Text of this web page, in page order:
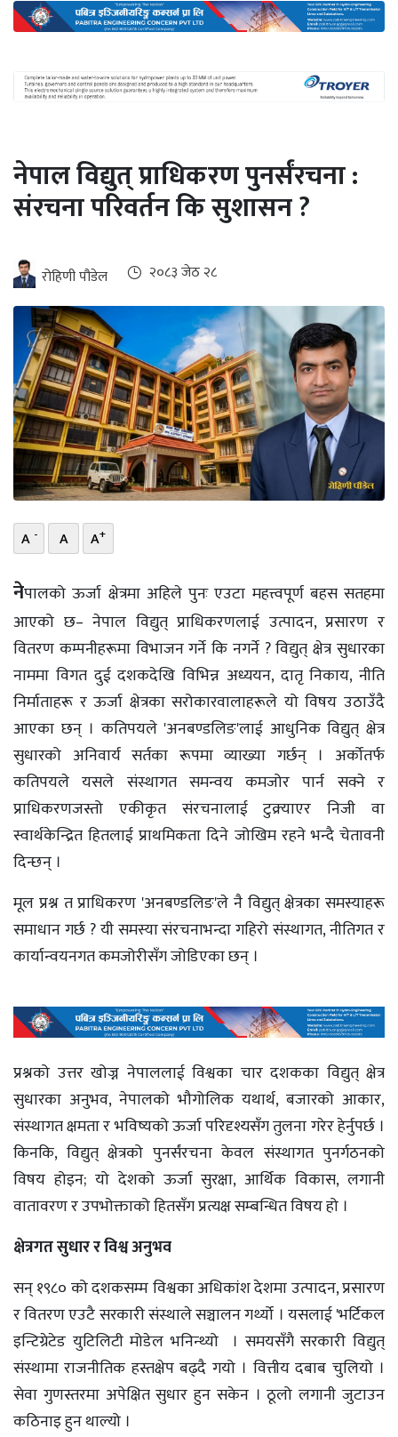
ऊर्जा
दक्षता
खबर
हरित
इभी
सम्पादकीय
बैंक
पर्यटन
भिडियो
छापा
खोज
प्रोफाइल
ऊर्जा
विशेष
नेपाल विद्युत् प्राधिकरण पुनर्संरचना :
संरचना परिवर्तन कि सुशासन ?
रोहिणी पौडेल २०८३ जेठ २८
A - A A+
नेपालको ऊर्जा क्षेत्रमा अहिले पुनः एउटा महत्त्वपूर्ण बहस सतहमा
आएको छ– नेपाल विद्युत् प्राधिकरणलाई उत्पादन, प्रसारण र
वितरण कम्पनीहरूमा विभाजन गर्ने कि नगर्ने ? विद्युत् क्षेत्र सुधारका
नाममा विगत दुई दशकदेखि विभिन्न अध्ययन, दातृ निकाय, नीति
निर्माताहरू र ऊर्जा क्षेत्रका सरोकारवालाहरूले यो विषय उठाउँदै
आएका छन् । कतिपयले 'अनबण्डलिङ'लाई आधुनिक विद्युत् क्षेत्र
सुधारको अनिवार्य सर्तका रूपमा व्याख्या गर्छन् । अर्कोतर्फ
कतिपयले यसले संस्थागत समन्वय कमजोर पार्न सक्ने र
प्राधिकरणजस्तो एकीकृत संरचनालाई टुक्र्याएर निजी वा
स्वार्थकेन्द्रित हितलाई प्राथमिकता दिने जोखिम रहने भन्दै चेतावनी
दिन्छन् ।
मूल प्रश्न त प्राधिकरण 'अनबण्डलिङ'ले नै विद्युत् क्षेत्रका समस्याहरू
समाधान गर्छ ? यी समस्या संरचनाभन्दा गहिरो संस्थागत, नीतिगत र
कार्यान्वयनगत कमजोरीसँग जोडिएका छन् ।
प्रश्नको उत्तर खोज्न नेपाललाई विश्वका चार दशकका विद्युत् क्षेत्र
सुधारका अनुभव, नेपालको भौगोलिक यथार्थ, बजारको आकार,
संस्थागत क्षमता र भविष्यको ऊर्जा परिदृश्यसँग तुलना गरेर हेर्नुपर्छ ।
किनकि, विद्युत् क्षेत्रको पुनर्संरचना केवल संस्थागत पुनर्गठनको
विषय होइन; यो देशको ऊर्जा सुरक्षा, आर्थिक विकास, लगानी
वातावरण र उपभोक्ताको हितसँग प्रत्यक्ष सम्बन्धित विषय हो ।
क्षेत्रगत सुधार र विश्व अनुभव
सन् १९८० को दशकसम्म विश्वका अधिकांश देशमा उत्पादन, प्रसारण
र वितरण एउटै सरकारी संस्थाले सञ्चालन गर्थ्यो । यसलाई 'भर्टिकल
इन्टिग्रेटेड युटिलिटी मोडेल भनिन्थ्यो । समयसँगै सरकारी विद्युत्
संस्थामा राजनीतिक हस्तक्षेप बढ्दै गयो । वित्तीय दबाब चुलियो ।
सेवा गुणस्तरमा अपेक्षित सुधार हुन सकेन । ठूलो लगानी जुटाउन
कठिनाइ हुन थाल्यो ।